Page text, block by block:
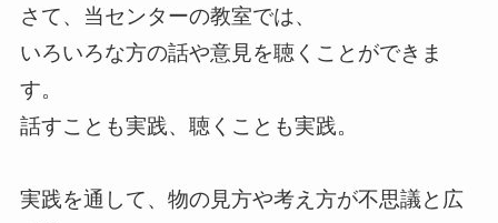
さて、当センターの教室では、
いろいろな方の話や意見を聴くことができま
す。
話すことも実践、聴くことも実践。
実践を通して、物の見方や考え方が不思議と広